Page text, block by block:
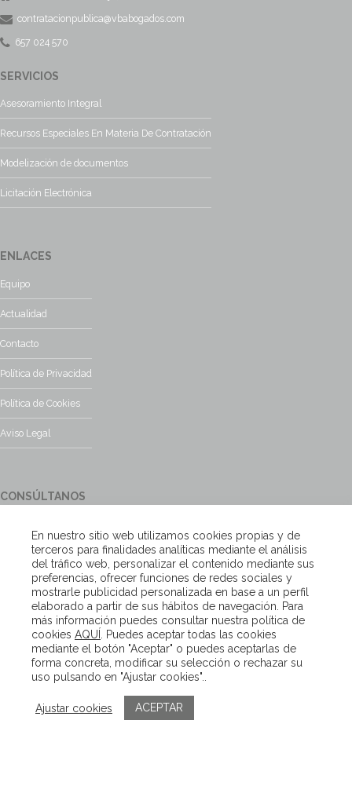
contratacionpublica@vbabogados.com
657 024 570
SERVICIOS
Asesoramiento Integral
Recursos Especiales En Materia De Contratación
Modelización de documentos
Licitación Electrónica
ENLACES
Equipo
Actualidad
Contacto
Política de Privacidad
Política de Cookies
Aviso Legal
CONSÚLTANOS
encantados
Escríbenos
Copyright – Van Beveren 2020
En nuestro sitio web utilizamos cookies propias y de
terceros para finalidades analíticas mediante el análisis
del tráfico web, personalizar el contenido mediante sus
preferencias, ofrecer funciones de redes sociales y
mostrarle publicidad personalizada en base a un perfil
elaborado a partir de sus hábitos de navegación. Para
más información puedes consultar nuestra política de
cookies AQUÍ
. Puedes aceptar todas las cookies
mediante el botón "Aceptar" o puedes aceptarlas de
forma concreta, modificar su selección o rechazar su
uso pulsando en "Ajustar cookies"..
Ajustar cookies ACEPTAR